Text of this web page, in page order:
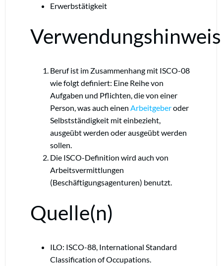
Erwerbstätigkeit
Beruf ist im Zusammenhang mit ISCO-08
wie folgt definiert: Eine Reihe von
Aufgaben und Pflichten, die von einer
Person, was auch einen Arbeitgeberoder
Selbstständigkeit mit einbezieht,
ausgeübt werden oder ausgeübt werden
sollen.
Die ISCO-Definition wird auch von
Arbeitsvermittlungen
(Beschäftigungsagenturen) benutzt.
Quelle(n)
ILO: ISCO-88, International Standard
Classification of Occupations.